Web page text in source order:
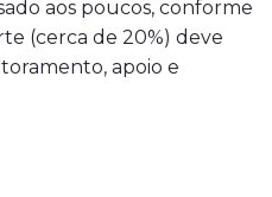
aos poucos, conforme
(cerca de 20%) deve
apoio e